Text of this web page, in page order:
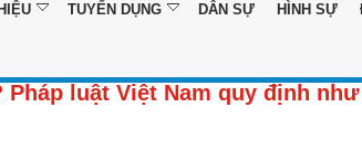
TUYỂN DỤNG DÂN SỰ HÌNH SỰ
luật Việt Nam quy định